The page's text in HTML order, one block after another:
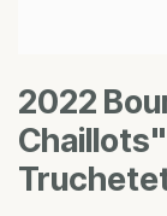
2022
Chaillots"